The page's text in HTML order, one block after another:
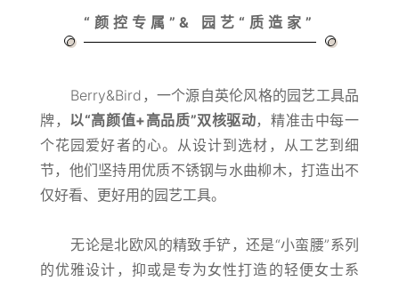
“颜控专属”& 园艺“质造家”
Berry&Bird，一个源自英伦风格的园艺工具品
牌， 以“高颜值+高品质”双核驱动，精准击中每一
个花园爱好者的心。从设计到选材，从工艺到细
节，他们坚持用优质不锈钢与水曲柳木，打造出不
仅好看、更好用的园艺工具。
无论是北欧风的精致手铲，还是“小蛮腰”系列
的优雅设计，抑或是专为女性打造的轻便女士系